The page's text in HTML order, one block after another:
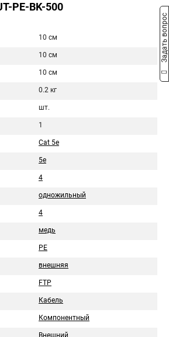
PE-BK-500
10 см
10 см
10 см
0.2 кг
шт.
1
Cat 5e
5e
4
одножильный
4
медь
PE
внешняя
FTP
Кабель
Компонентный
Внешний
Задать вопрос